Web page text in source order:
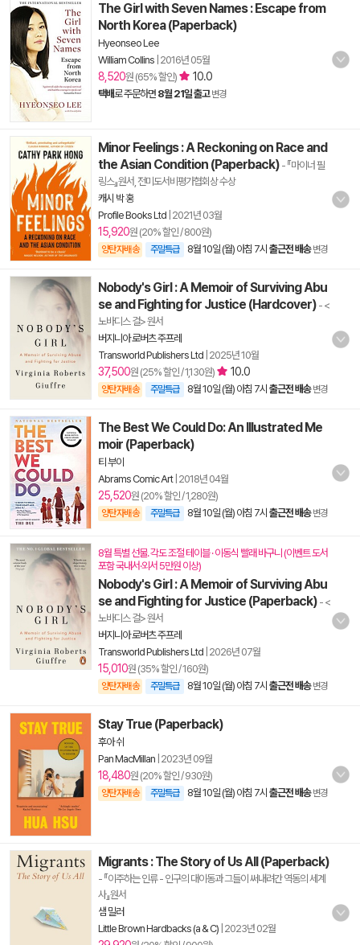
The Girl with Seven Names : Escape from
North Korea (Paperback)
Hyeonseo Lee
William Collins 2016년 05월
8,520원 (65% 할인) 10.0
택배로 주문하면 8월 21일 출고 변경
Minor Feelings : A Reckoning on Race and
the Asian Condition (Paperback) - 『마이너 필
링스』원서, 전미도서비평가협회상 수상
캐시 박 홍
Profile Books Ltd 2021년 03월
15,920원 (20% 할인 / 800원)
양탄자배송 주말특급 8월 10일 (월) 아침 7시 출근전 배송 변경
Nobody's Girl : A Memoir of Surviving Abu
se and Fighting for Justice (Hardcover) - <
노바디스 걸> 원서
버지니아 로버츠 주프레
Transworld Publishers Ltd 2025년 10월
37,500원 (25% 할인 / 1,130원) 10.0
양탄자배송 주말특급 8월 10일 (월) 아침 7시 출근전 배송 변경
The Best We Could Do: An Illustrated Me
moir (Paperback)
티 부이
Abrams Comic Art 2018년 04월
25,520원 (20% 할인 / 1,280원)
양탄자배송 주말특급 8월 10일 (월) 아침 7시 출근전 배송 변경
8월 특별 선물. 각도 조절 테이블 · 이동식 빨래 바구니 (이벤트 도서
포함 국내서·외서 5만원 이상)
Nobody's Girl : A Memoir of Surviving Abu
se and Fighting for Justice (Paperback) - <
노바디스 걸> 원서
버지니아 로버츠 주프레
Transworld Publishers Ltd 2026년 07월
15,010원 (35% 할인 / 160원)
양탄자배송 주말특급 8월 10일 (월) 아침 7시 출근전 배송 변경
Stay True (Paperback)
후아 쉬
Pan MacMillan 2023년 09월
18,480원 (20% 할인 / 930원)
양탄자배송 주말특급 8월 10일 (월) 아침 7시 출근전 배송 변경
Migrants : The Story of Us All (Paperback)
- 『이주하는 인류 - 인구의 대이동과 그들이 써내려간 역동의 세계
사』원서
샘 밀러
Little Brown Hardbacks (a & C) 2023년 02월